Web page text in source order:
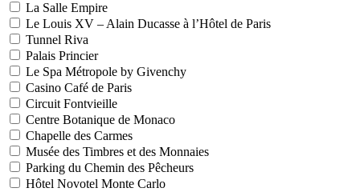
La Salle Empire
Le Louis XV – Alain Ducasse à l’Hôtel de Paris
Tunnel Riva
Palais Princier
Le Spa Métropole by Givenchy
Casino Café de Paris
Circuit Fontvieille
Centre Botanique de Monaco
Chapelle des Carmes
Musée des Timbres et des Monnaies
Parking du Chemin des Pêcheurs
Hôtel Novotel Monte Carlo